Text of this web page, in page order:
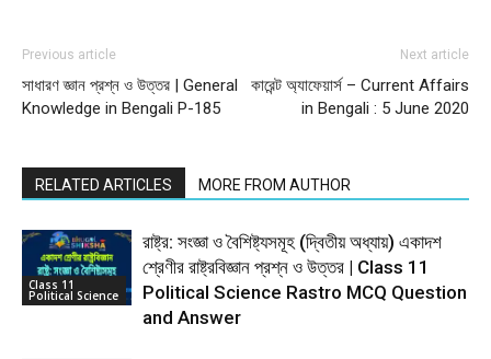
Previous article
সাধারণ জ্ঞান প্রশ্ন ও উত্তর | General
Knowledge in Bengali P-185
Next article
কারেন্ট অ্যাফেয়ার্স – Current Affairs
in Bengali : 5 June 2020
RELATED ARTICLES MORE FROM AUTHOR
Class 11
Political Science
রাষ্ট্র: সংজ্ঞা ও বৈশিষ্ট্যসমূহ (দ্বিতীয় অধ্যায়) একাদশ
শ্রেণীর রাষ্ট্রবিজ্ঞান প্রশ্ন ও উত্তর | Class 11
Political Science Rastro MCQ Question
and Answer